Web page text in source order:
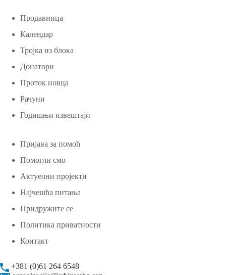
Продавница
Календар
Тројка из блока
Донатори
Проток новца
Рачуни
Годишњи извештаји
Пријава за помоћ
Помогли смо
Актуелни пројекти
Најчешћа питања
Придружите се
Политика приватности
Контакт
+381 (0)61 264 6548